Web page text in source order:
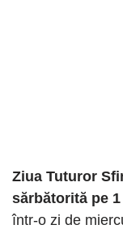
Ziua Tuturor
sărbătorită pe
într-o zi de